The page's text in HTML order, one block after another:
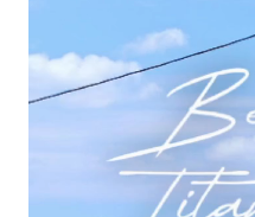
プ